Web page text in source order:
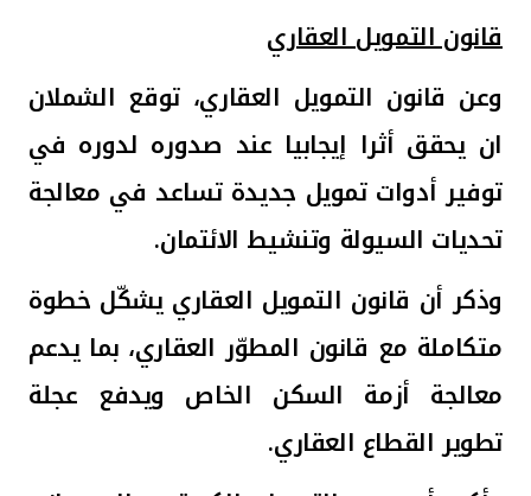
قانون التمويل العقاري
وعن قانون التمويل العقاري، توقع الشملان
ان يحقق أثرا إيجابيا عند صدوره لدوره في
توفير أدوات تمويل جديدة تساعد في معالجة
تحديات السيولة وتنشيط الائتمان.
وذكر أن قانون التمويل العقاري يشكّل خطوة
متكاملة مع قانون المطوّر العقاري، بما يدعم
معالجة أزمة السكن الخاص ويدفع عجلة
تطوير القطاع العقاري.